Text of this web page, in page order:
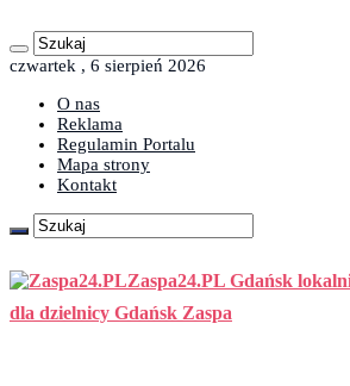
czwartek , 6 sierpień 2026
O nas
Reklama
Regulamin Portalu
Mapa strony
Kontakt
Zaspa24.PL Gdańsk
dla dzielnicy Gdańsk Zaspa